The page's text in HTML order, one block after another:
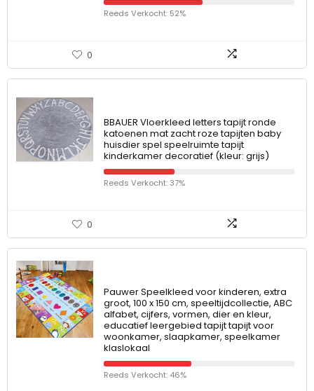
Reeds Verkocht: 52%
0
BBAUER Vloerkleed letters tapijt ronde
katoenen mat zacht roze tapijten baby
huisdier spel speelruimte tapijt
kinderkamer decoratief (kleur: grijs)
Reeds Verkocht: 37%
0
Pauwer Speelkleed voor kinderen, extra
groot, 100 x 150 cm, speeltijdcollectie, ABC
alfabet, cijfers, vormen, dier en kleur,
educatief leergebied tapijt tapijt voor
woonkamer, slaapkamer, speelkamer
klaslokaal
Reeds Verkocht: 46%